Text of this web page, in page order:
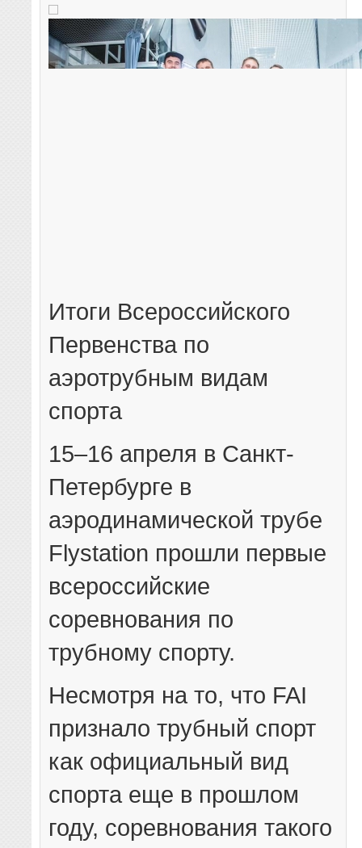
Итоги Всероссийского
Первенства по
аэротрубным видам
спорта
15–16 апреля в Санкт-
Петербурге в
аэродинамической трубе
Flystation прошли первые
всероссийские
соревнования по
трубному спорту.
Несмотря на то, что FAI
признало трубный спорт
как официальный вид
спорта еще в прошлом
году, соревнования такого